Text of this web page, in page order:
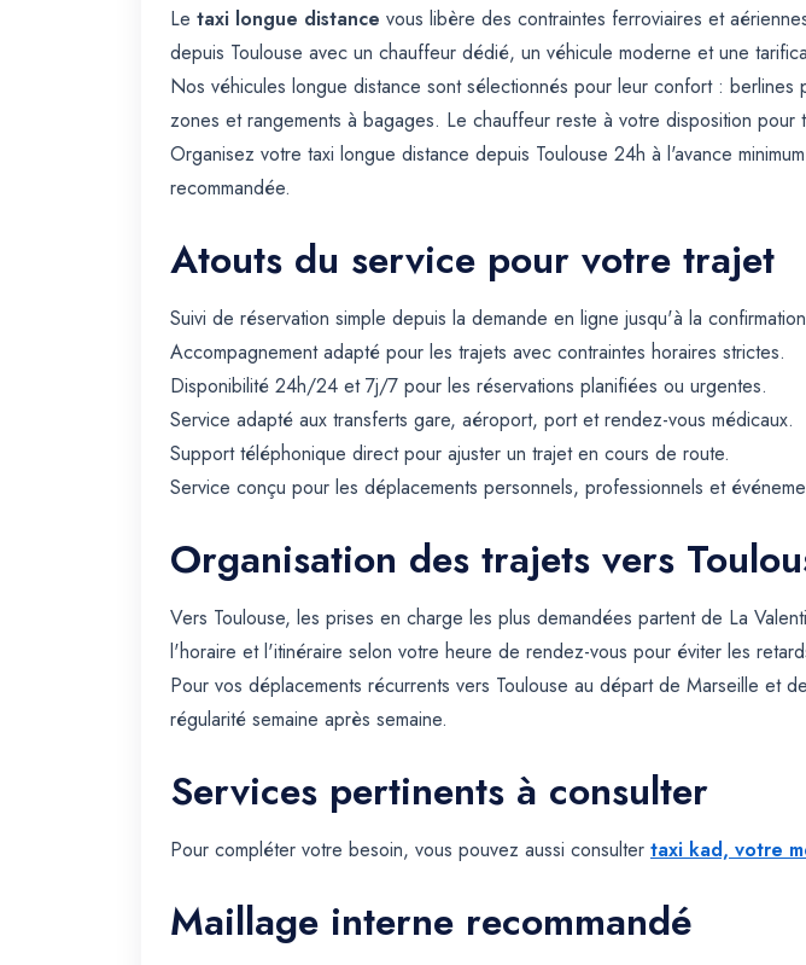
Le taxi longue distance vous libère des contraintes ferroviaires et
depuis Toulouse avec un chauffeur dédié, un véhicule moderne et une
Nos véhicules longue distance sont sélectionnés pour leur confort : berlines
zones et rangements à bagages. Le chauffeur reste à votre disposition pour
Organisez votre taxi longue distance depuis Toulouse 24h à l'avance
recommandée.
Atouts du service pour votre trajet
Suivi de réservation simple depuis la demande en ligne jusqu'à la
Accompagnement adapté pour les trajets avec contraintes horaires strictes.
Disponibilité 24h/24 et 7j/7 pour les réservations planifiées ou urgentes.
Service adapté aux transferts gare, aéroport, port et rendez-vous médicaux.
Support téléphonique direct pour ajuster un trajet en cours de route.
Service conçu pour les déplacements personnels, professionnels et
Organisation des trajets vers
Vers Toulouse, les prises en charge les plus demandées partent de La
l'horaire et l'itinéraire selon votre heure de rendez-vous pour éviter les
Pour vos déplacements récurrents vers Toulouse au départ de Marseille et
régularité semaine après semaine.
Services pertinents à consulter
Pour compléter votre besoin, vous pouvez aussi consulter taxi kad, votre
Maillage interne recommandé